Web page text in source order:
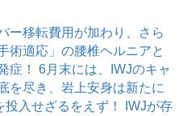
ー移転費用が加わり、さら
術適応」の腰椎ヘルニアと
症！ 6月末には、IWJのキャ
を尽き、岩上安身は新たに
投入せざるをえず！ IWJが存